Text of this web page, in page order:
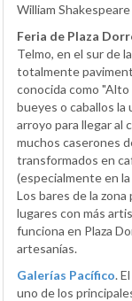
William
Feria de Plaza
Telmo, en el sur de
totalmente
conocida como
bueyes o caballos la
arroyo para llegar al
muchos caserones
transformados en
(especialmente en
Los bares de la zona
lugares con más
funciona en Plaza
artesanías.
Galerías Pacífico.
uno de los